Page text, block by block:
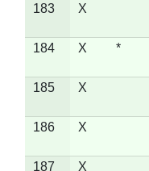
183 X
184 X *
185 X
186 X
187 X